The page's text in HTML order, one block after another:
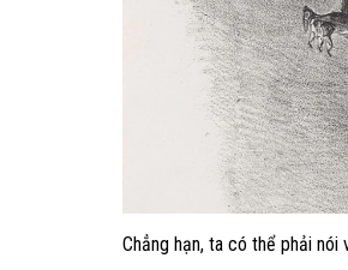
Chẳng hạn, ta có thể phải nói